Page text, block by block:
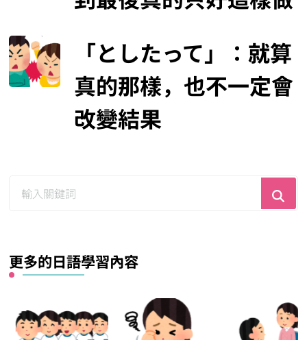
「としたって」：就算
真的那樣，也不一定會
改變結果
更多的日語學習內容